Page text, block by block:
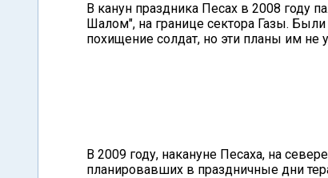
В канун праздника Песах в 2008 году
Шалом", на границе сектора Газы.
похищение солдат, но эти планы им не
В 2009 году, накануне Песаха, на
планировавших в праздничные дни